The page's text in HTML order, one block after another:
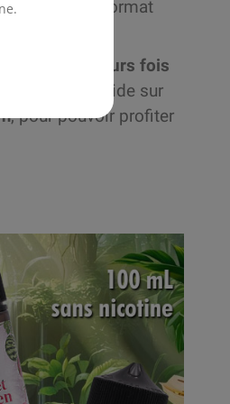
Quant au format
remplir plusieurs fois
de e-liquide sur
, pour pouvoir profiter